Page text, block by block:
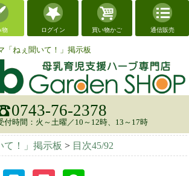
物 ログイン 買い物かご 通信販売
「ねぇ聞いて！」掲示板
0743-76-2378
付時間：火～土曜／10～12時、13～17時
て！」掲示板 > 目次45/92